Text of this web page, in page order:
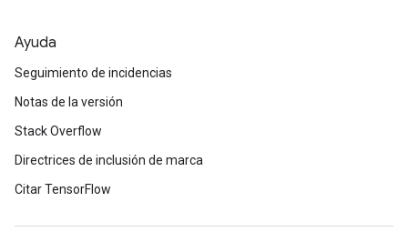
Ayuda
Seguimiento de incidencias
Notas de la versión
Stack Overflow
Directrices de inclusión de marca
Citar TensorFlow